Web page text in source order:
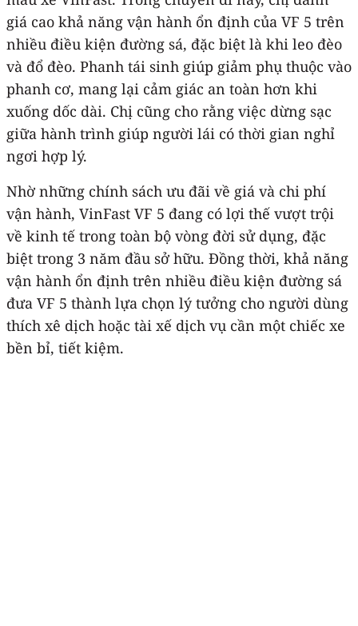
giá cao khả năng vận hành ổn định của VF 5 trên
nhiều điều kiện đường sá, đặc biệt là khi leo đèo
và đổ đèo. Phanh tái sinh giúp giảm phụ thuộc vào
phanh cơ, mang lại cảm giác an toàn hơn khi
xuống dốc dài. Chị cũng cho rằng việc dừng sạc
giữa hành trình giúp người lái có thời gian nghỉ
ngơi hợp lý.
Nhờ những chính sách ưu đãi về giá và chi phí
vận hành, VinFast VF 5 đang có lợi thế vượt trội
về kinh tế trong toàn bộ vòng đời sử dụng, đặc
biệt trong 3 năm đầu sở hữu. Đồng thời, khả năng
vận hành ổn định trên nhiều điều kiện đường sá
đưa VF 5 thành lựa chọn lý tưởng cho người dùng
thích xê dịch hoặc tài xế dịch vụ cần một chiếc xe
bền bỉ, tiết kiệm.